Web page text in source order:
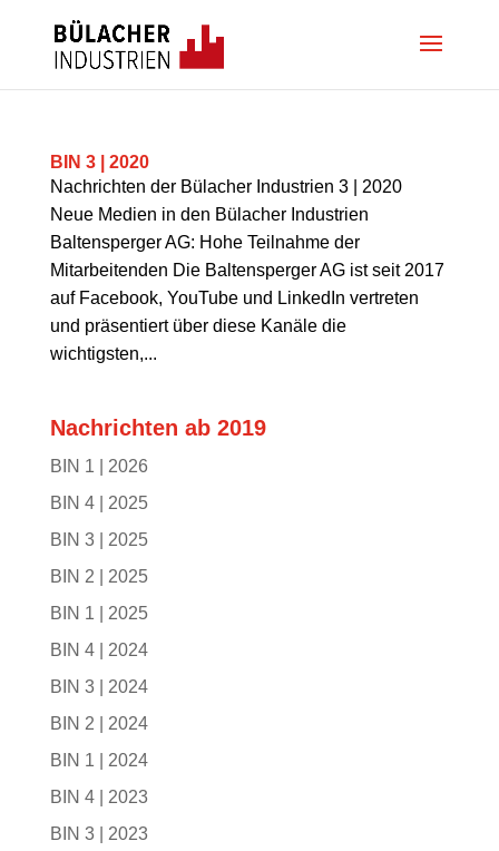
BIN 3 | 2020
Nachrichten der Bülacher Industrien 3 | 2020
Neue Medien in den Bülacher Industrien
Baltensperger AG: Hohe Teilnahme der
Mitarbeitenden Die Baltensperger AG ist seit 2017
auf Facebook, YouTube und LinkedIn vertreten
und präsentiert über diese Kanäle die
wichtigsten,...
Nachrichten ab 2019
BIN 1 | 2026
BIN 4 | 2025
BIN 3 | 2025
BIN 2 | 2025
BIN 1 | 2025
BIN 4 | 2024
BIN 3 | 2024
BIN 2 | 2024
BIN 1 | 2024
BIN 4 | 2023
BIN 3 | 2023